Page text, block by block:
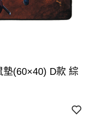
墊(60×40) D款 綜